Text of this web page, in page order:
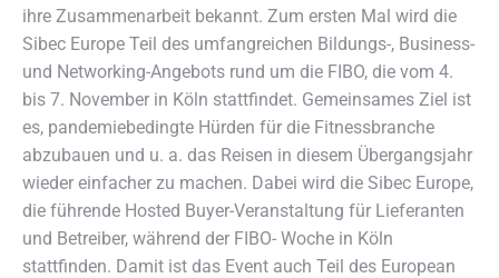
ihre Zusammenarbeit bekannt. Zum ersten Mal wird die
Sibec Europe Teil des umfangreichen Bildungs-, Business-
und Networking-Angebots rund um die FIBO, die vom 4.
bis 7. November in Köln stattfindet. Gemeinsames Ziel ist
es, pandemiebedingte Hürden für die Fitnessbranche
abzubauen und u. a. das Reisen in diesem Übergangsjahr
wieder einfacher zu machen. Dabei wird die Sibec Europe,
die führende Hosted Buyer-Veranstaltung für Lieferanten
und Betreiber, während der FIBO- Woche in Köln
stattfinden. Damit ist das Event auch Teil des European